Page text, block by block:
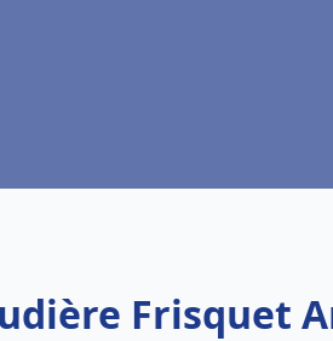
Frisquet